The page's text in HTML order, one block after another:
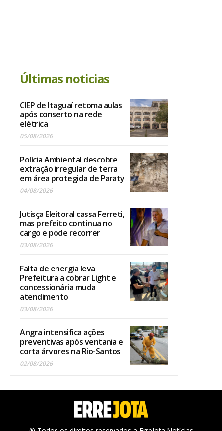
Últimas noticias
CIEP de Itaguaí retoma aulas
após conserto na rede
elétrica
05/08/2026
Polícia Ambiental descobre
extração irregular de terra
em área protegida de Paraty
04/08/2026
Jutisça Eleitoral cassa Ferreti,
mas prefeito continua no
cargo e pode recorrer
03/08/2026
Falta de energia leva
Prefeitura a cobrar Light e
concessionária muda
atendimento
03/08/2026
Angra intensifica ações
preventivas após ventania e
corta árvores na Rio-Santos
02/08/2026